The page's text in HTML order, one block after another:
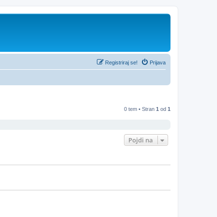
Prijava
Registriraj se!
0 tem • Stran 1 od 1
Pojdi na